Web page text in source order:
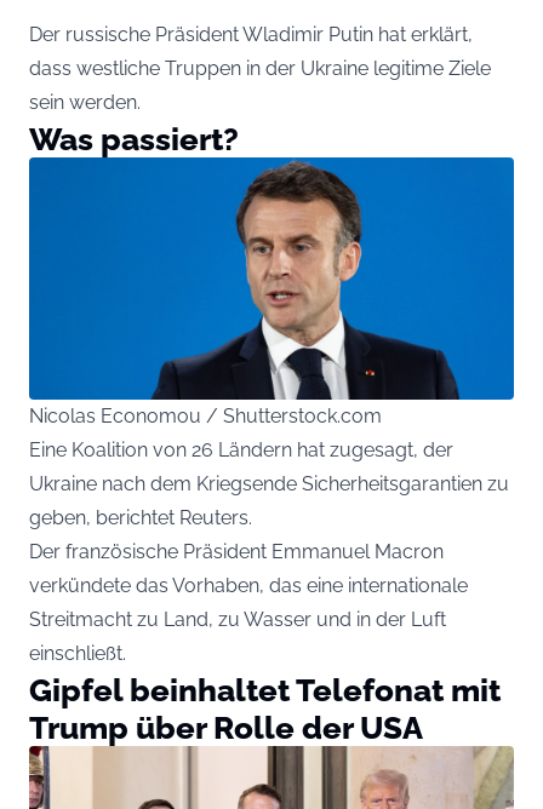
Der russische Präsident Wladimir Putin hat erklärt,
dass westliche Truppen in der Ukraine legitime Ziele
sein werden.
Was passiert?
Nicolas Economou / Shutterstock.com
Eine Koalition von 26 Ländern hat zugesagt, der
Ukraine nach dem Kriegsende Sicherheitsgarantien zu
geben, berichtet Reuters.
Der französische Präsident Emmanuel Macron
verkündete das Vorhaben, das eine internationale
Streitmacht zu Land, zu Wasser und in der Luft
einschließt.
Gipfel beinhaltet Telefonat mit
Trump über Rolle der USA